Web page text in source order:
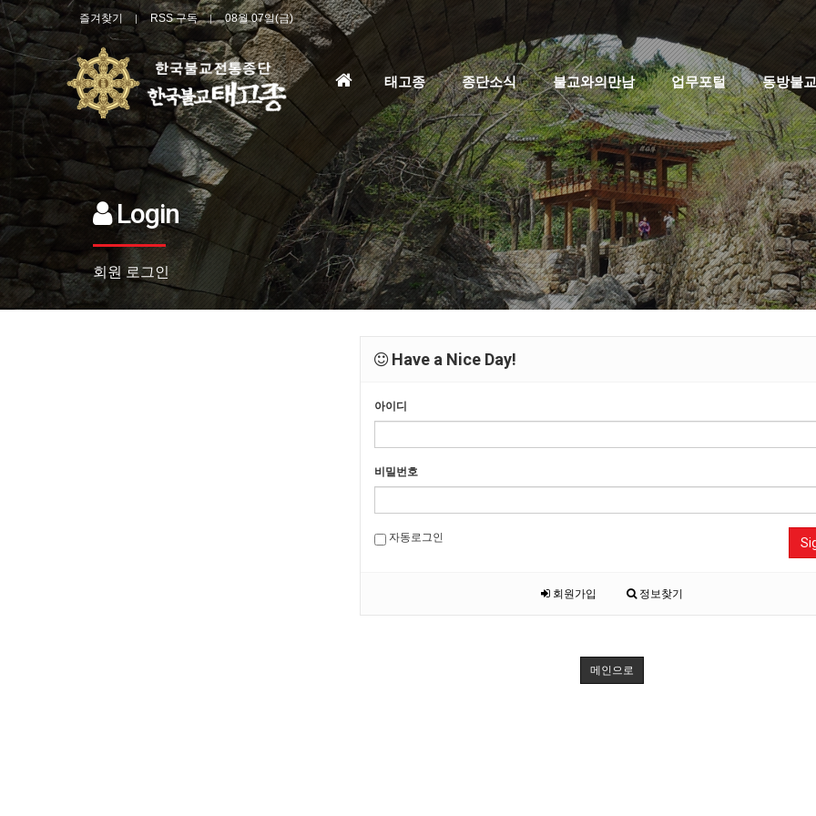
즐겨찾기 RSS 구독 08월 07일(금)
홈
태고종 종단소식 불교와의만남 업무포털 동방불
Login
회원 로그인
Have a Nice Day!
아이디
비밀번호
자동로그인
회원가입 정보찾기
메인으로